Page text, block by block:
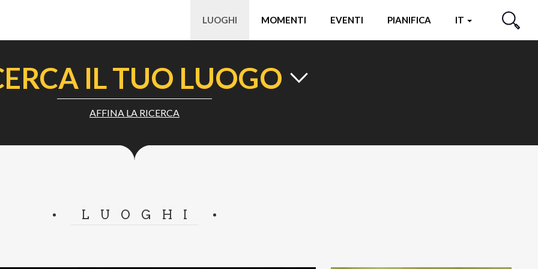
LUOGHI MOMENTI EVENTI PIANIFICA IT
CERCA
IL TUO LUOGO
AFFINA LA RICERCA
LUOGHI